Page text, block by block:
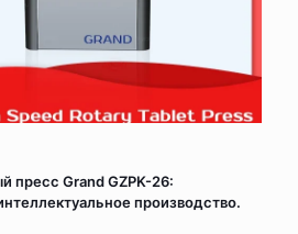
пресс Grand GZPK-26:
производство.